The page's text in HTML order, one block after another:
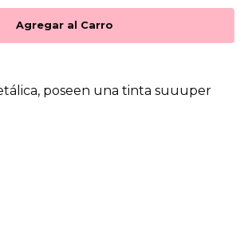
poseen una tinta suuuper